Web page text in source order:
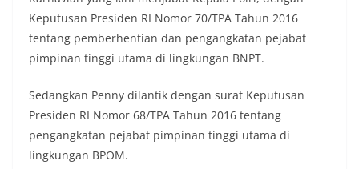
Keputusan Presiden RI Nomor 70/TPA Tahun 2016
tentang pemberhentian dan pengangkatan pejabat
pimpinan tinggi utama di lingkungan BNPT.
Sedangkan Penny dilantik dengan surat Keputusan
Presiden RI Nomor 68/TPA Tahun 2016 tentang
pengangkatan pejabat pimpinan tinggi utama di
lingkungan BPOM.